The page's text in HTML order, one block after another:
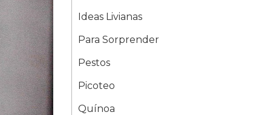
Ideas Livianas
Para Sorprender
Pestos
Picoteo
Quínoa